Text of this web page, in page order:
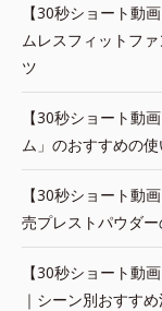
【30秒ショート動
ムレスフィットフ
ツ
【30秒ショート動
ム」のおすすめの使
【30秒ショート動
売プレストパウダ
【30秒ショート動
｜シーン別おすす